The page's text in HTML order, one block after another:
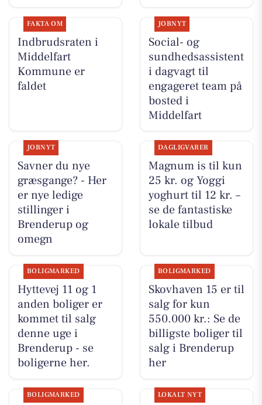
FAKTA OM
Indbrudsraten i
Middelfart
Kommune er
faldet
JOBNYT
Social- og
sundhedsassistent
i dagvagt til
engageret team på
bosted i
Middelfart
JOBNYT
Savner du nye
græsgange? - Her
er nye ledige
stillinger i
Brenderup og
omegn
DAGLIGVARER
Magnum is til kun
25 kr. og Yoggi
yoghurt til 12 kr. –
se de fantastiske
lokale tilbud
BOLIGMARKED
Hyttevej 11 og 1
anden boliger er
kommet til salg
denne uge i
Brenderup - se
boligerne her.
BOLIGMARKED
Skovhaven 15 er til
salg for kun
550.000 kr.: Se de
billigste boliger til
salg i Brenderup
her
BOLIGMARKED LOKALT NYT